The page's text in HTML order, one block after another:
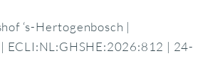
‘s-Hertogenbosch |
ECLI:NL:GHSHE:2026:812 | 24-